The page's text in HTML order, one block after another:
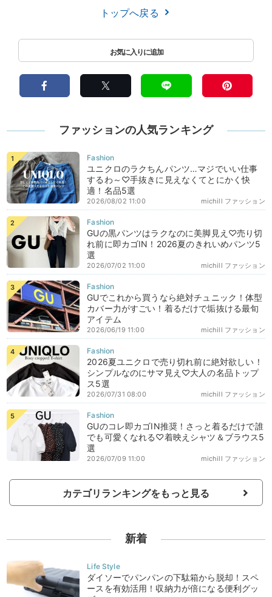
トップへ戻る
ファッションの人気ランキング
ユニクロのラクちんパンツ…マジでいい仕事
するわ～♡手抜きに見えなくてとにかく快
適！名品5選
michill ファッション
2026/08/02 11:00
GUの黒パンツはラクなのに美脚見え♡売り切
れ前に即カゴIN！2026夏のきれいめパンツ5
選
michill ファッション
2026/07/02 11:00
GUでこれから買うなら絶対チュニック！体型
カバー力がすごい！着るだけで垢抜ける最旬
アイテム
michill ファッション
2026/06/19 11:00
2026夏ユニクロで売り切れ前に絶対欲しい！
シンプルなのにサマ見え♡大人の名品トップ
ス5選
michill ファッション
2026/07/31 08:00
GUのコレ即カゴIN推奨！さっと着るだけで誰
でも可愛くなれる♡着映えシャツ＆ブラウス5
選
michill ファッション
2026/07/09 11:00
カテゴリランキングをもっと見る
新着
ダイソーでパンパンの下駄箱から脱却！スペ
ースを有効活用！収納力が倍になる便利グッ